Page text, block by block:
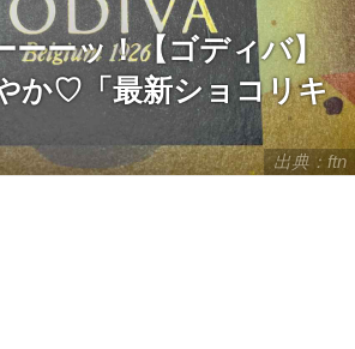
出典：ftn
ーーッ！【ゴディバ】
か♡「最新ショコリキ